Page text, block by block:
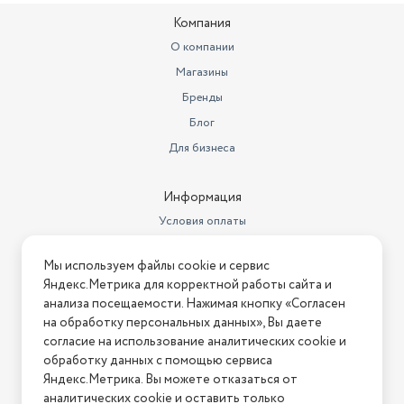
блока
7.4 кг
83.50х54х57 см
37.3 кг
Компания
О компании
Магазины
Бренды
Блог
Для бизнеса
Информация
Условия оплаты
Условия возврата
Нашли ошибку на сайте? Напишите нам
2026 © Интернет-магазин "АстМаркет". У нас есть всё!
Политика конфиденциальности
Мы используем файлы cookie и сервис
Яндекс.Метрика для корректной работы сайта и
анализа посещаемости. Нажимая кнопку «Согласен
на обработку персональных данных», Вы даете
согласие на использование аналитических cookie и
обработку данных с помощью сервиса
Яндекс.Метрика. Вы можете отказаться от
аналитических cookie и оставить только